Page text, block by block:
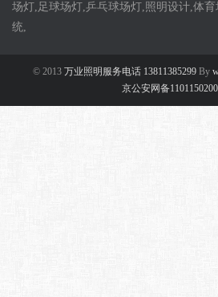
场灯,足球场灯,乒乓球场灯,照明设计,体
统,
© 2013 万业照明服务电话 13811385299 By
京公安网备